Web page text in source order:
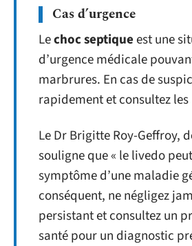
Cas d’urgence
Lechoc septiqueest une
d’urgence médicale
marbrures. En cas de
rapidement et consultez les
Le Dr Brigitte Roy-Geffroy,
souligne que « le livedo
symptôme d’une maladie
conséquent, ne négligez
persistant et consultez un
santé pour un diagnostic